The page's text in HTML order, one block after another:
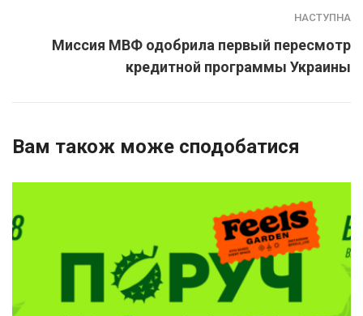
НАСТУПНА
Миссия МВФ одобрила первый пересмотр
кредитной программы Украины
Вам також може сподобатися